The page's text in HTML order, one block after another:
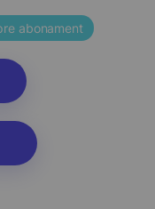
abonament